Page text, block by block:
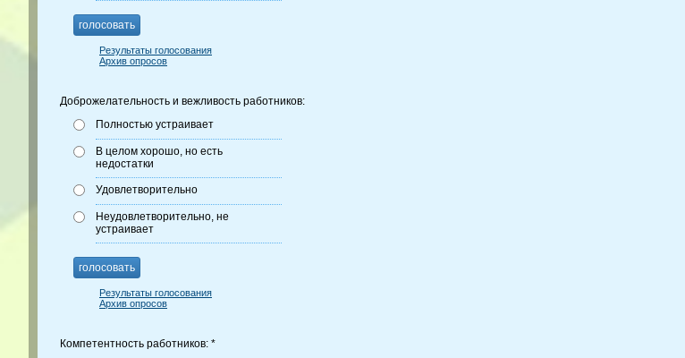
голосовать
Результаты голосования
Архив опросов
Доброжелательность и вежливость работников:
Полностью устраивает
В целом хорошо, но есть
недостатки
Удовлетворительно
Неудовлетворительно, не
устраивает
голосовать
Результаты голосования
Архив опросов
Компетентность работников: *